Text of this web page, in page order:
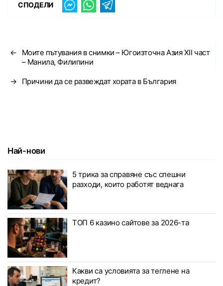
СПОДЕЛИ
←
Моите пътувания в снимки – Югоизточна Азия XII част
– Манила, Филипини
→ Причини да се развеждат хората в България
Най-нови
5 трика за справяне със спешни
разходи, които работят веднага
ТОП 6 казино сайтове за 2026-та
Какви са условията за теглене на
кредит?